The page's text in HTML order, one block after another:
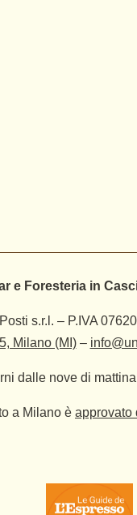
e Foresteria in
Posti s.r.l. – P.IVA
Milano (MI)–
dalle nove di
a Milano è approvato